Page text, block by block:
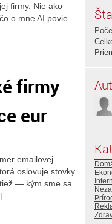
firmy. Nie ako
o mne AI povie.
firmy
eur
emailovej
oslovuje stovky
— kým sme sa